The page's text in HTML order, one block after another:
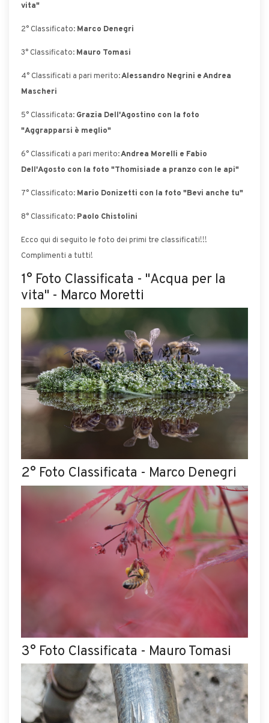
vita"
2° Classificato: Marco Denegri
3° Classificato: Mauro Tomasi
4° Classificati a pari merito:Alessandro Negrini e Andrea
Mascheri
5° Classificata: Grazia Dell'Agostino con la foto
"Aggrapparsi è meglio"
6° Classificati a pari merito:Andrea Morelli e Fabio
Dell'Agosto con la foto "Thomisiade a pranzo con le api"
7° Classificato: Mario Donizetti con la foto "Bevi anche tu"
8° Classificato: Paolo Chistolini
Ecco qui di seguito le foto dei primi tre classificati!!!
Complimenti a tutti!
1° Foto Classificata - "Acqua per la
vita" - Marco Moretti
2° Foto Classificata - Marco Denegri
3° Foto Classificata - Mauro Tomasi